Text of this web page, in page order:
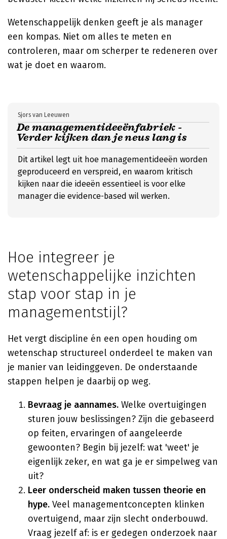
Wetenschappelijk denken geeft je als manager
een kompas. Niet om alles te meten en
controleren, maar om scherper te redeneren over
wat je doet en waarom.
De managementideeënfabriek -
Verder kijken dan je neus lang is
Sjors van Leeuwen
Dit artikel legt uit hoe managementideeën worden
geproduceerd en verspreid, en waarom kritisch
kijken naar die ideeën essentieel is voor elke
manager die evidence-based wil werken.
Hoe integreer je
wetenschappelijke inzichten
stap voor stap in je
managementstijl?
Het vergt discipline én een open houding om
wetenschap structureel onderdeel te maken van
je manier van leidinggeven. De onderstaande
stappen helpen je daarbij op weg.
Bevraag je aannames. Welke overtuigingen
sturen jouw beslissingen? Zijn die gebaseerd
op feiten, ervaringen of aangeleerde
gewoonten? Begin bij jezelf: wat 'weet' je
eigenlijk zeker, en wat ga je er simpelweg van
uit?
Leer onderscheid maken tussen theorie en
hype. Veel managementconcepten klinken
overtuigend, maar zijn slecht onderbouwd.
Vraag jezelf af: is er gedegen onderzoek naar